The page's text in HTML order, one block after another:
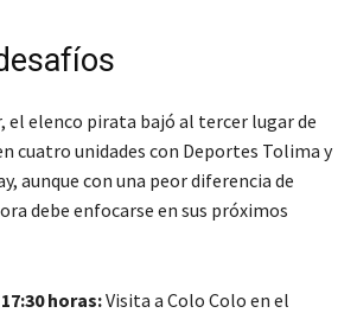
el elenco pirata bajó al tercer lugar de
cuatro unidades con Deportes Tolima y
aunque con una peor diferencia de
debe enfocarse en sus próximos
horas:Visita a Colo Colo en el